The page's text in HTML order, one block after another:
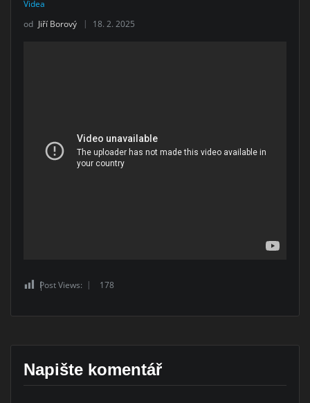
Videa
od Jiří Borový 18. 2. 2025
Post Views: 178
Napište komentář